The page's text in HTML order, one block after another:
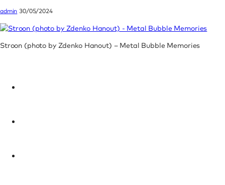
admin 30/05/2024
Stroon (photo by Zdenko Hanout) – Metal Bubble Memories